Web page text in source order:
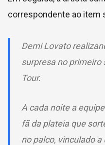
correspondente ao item
Demi Lovato
surpresa no primeiro
Tour.
A cada noite a
fã da plateia que
no palco, vinculado